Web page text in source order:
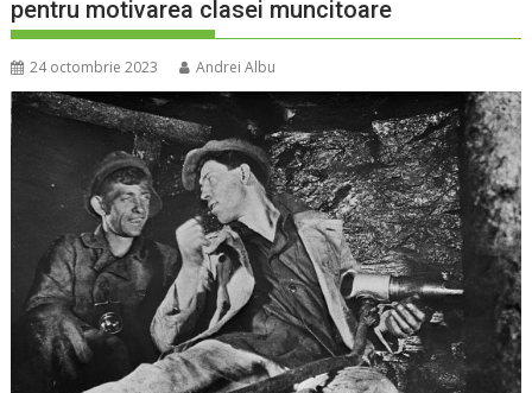
pentru motivarea clasei muncitoare
24 octombrie 2023 Andrei Albu